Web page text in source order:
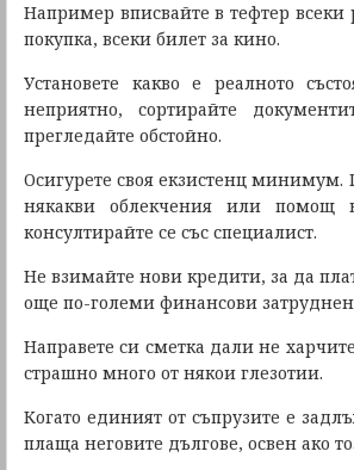
Например вписвайте в тефтер
покупка, всеки билет за кино.
Установете какво е реалното
неприятно, сортирайте
прегледайте обстойно.
Осигурете своя екзистенц
някакви облекчения или помощ
консултирайте се със специалист.
Не взимайте нови кредити, за да
още по-големи финансови
Направете си сметка дали не
страшно много от някои глезотии.
Когато единият от съпрузите е
плаща неговите дългове, освен ако